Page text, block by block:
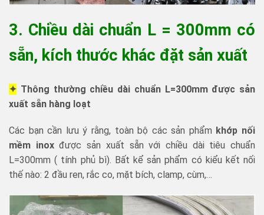
3. Chiều dài chuẩn L = 300mm có
sẵn, kích thước khác đặt sản xuất
✦ Thông thường chiều dài chuẩn L=300mm được sản
xuất sẵn hàng loạt
Các bạn cần lưu ý rằng, toàn bộ các sản phẩm khớp nối
mềm inoxđược sản xuất sẵn với chiều dài tiêu chuẩn
L=300mm ( tính phủ bì). Bất kể sản phẩm có kiểu kết nối
thế nào: 2 đầu ren, rắc co, mặt bích, clamp, cùm,…